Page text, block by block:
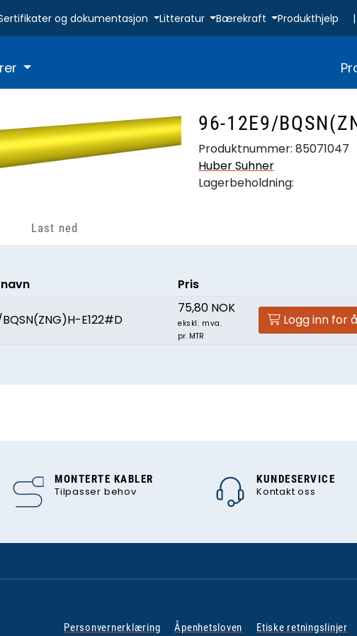
og dokumentasjon Litteratur Bærekraft Produkthjelp |
96-12E9/
Produktnummer: 85071047
Huber Suhner
Lagerbeholdning:
Last ned
Pris
E122#D
75,80 NOK
ekskl. mva.
pr. MTR
Logg inn for
MONTERTE KABLER
Tilpasser behov
KUNDESERVICE
Kontakt oss
Personvernerklæring Åpenhetsloven Etiske retningslinjer